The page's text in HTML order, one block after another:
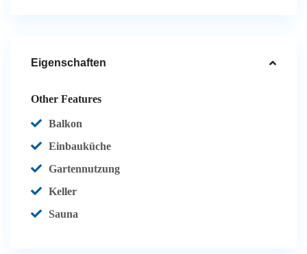
Eigenschaften
Other Features
Balkon
Einbauküche
Gartennutzung
Keller
Sauna